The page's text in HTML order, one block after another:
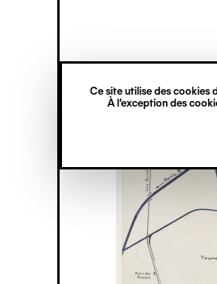
Ce site utilise des cookies
À l’exception des
principal
verticale